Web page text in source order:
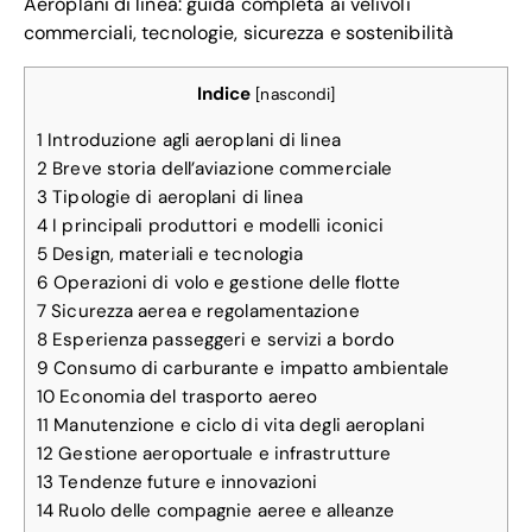
commerciali, tecnologie, sicurezza e sostenibilità
Indice [nascondi]
1 Introduzione agli aeroplani di linea
2 Breve storia dell’aviazione commerciale
3 Tipologie di aeroplani di linea
4 I principali produttori e modelli iconici
5 Design, materiali e tecnologia
6 Operazioni di volo e gestione delle flotte
7 Sicurezza aerea e regolamentazione
8 Esperienza passeggeri e servizi a bordo
9 Consumo di carburante e impatto ambientale
10 Economia del trasporto aereo
11 Manutenzione e ciclo di vita degli aeroplani
12 Gestione aeroportuale e infrastrutture
13 Tendenze future e innovazioni
14 Ruolo delle compagnie aeree e alleanze